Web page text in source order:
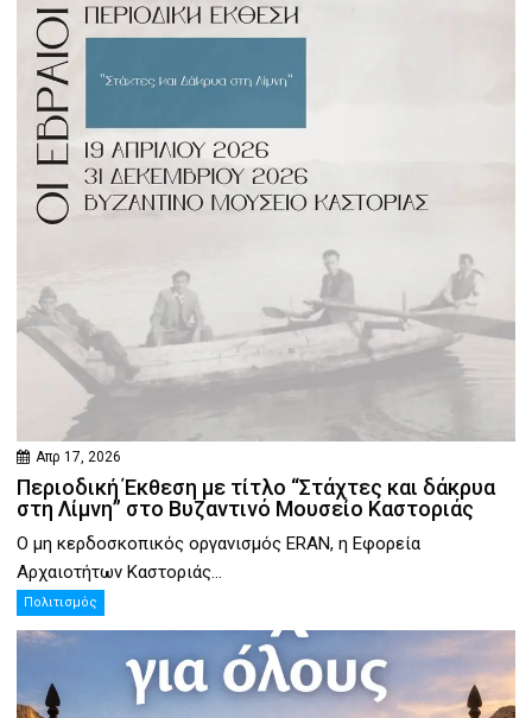
Απρ 17, 2026
Περιοδική Έκθεση με τίτλο “Στάχτες και δάκρυα
στη Λίμνη” στο Βυζαντινό Μουσείο Καστοριάς
Ο μη κερδοσκοπικός οργανισμός ERAN, η Εφορεία
Αρχαιοτήτων Καστοριάς...
Πολιτισμός